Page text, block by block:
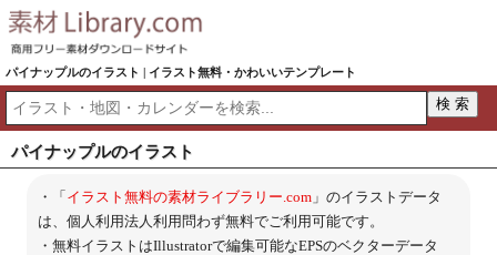
パイナップルのイラスト | イラスト無料・かわいいテンプレート
パイナップルのイラスト
・「イラスト無料の素材ライブラリー.com」のイラストデータ
は、個人利用法人利用問わず無料でご利用可能です。
・無料イラストはIllustratorで編集可能なEPSのベクターデータ